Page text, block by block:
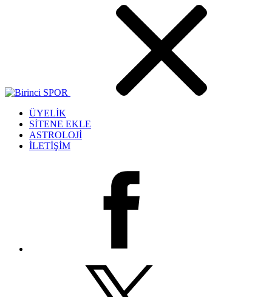
ÜYELİK
SİTENE EKLE
ASTROLOJİ
İLETİŞİM